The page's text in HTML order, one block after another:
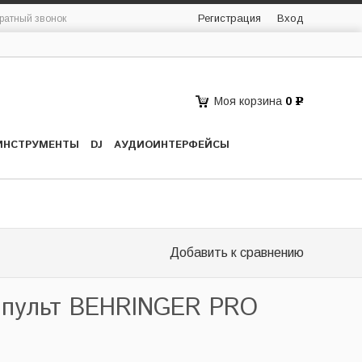
звонок Регистрация Вход
DJ АУДИОИНТЕРФЕЙСЫ
Моя корзина 0 Р
Добавить к сравнению
BEHRINGER PRO